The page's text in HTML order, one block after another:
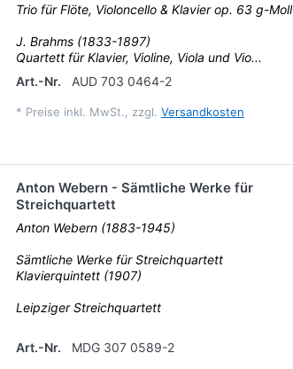
Trio für Flöte, Violoncello & Klavier op. 63 g-Moll
J. Brahms (1833-1897)
Quartett für Klavier, Violine, Viola und Vio...
Art.-Nr.
AUD 703 0464-2
* Preise inkl. MwSt., zzgl. Versandkosten
Anton Webern - Sämtliche Werke für
Streichquartett
Anton Webern (1883-1945)
Sämtliche Werke für Streichquartett
Klavierquintett (1907)
Leipziger Streichquartett
Art.-Nr. MDG 307 0589-2